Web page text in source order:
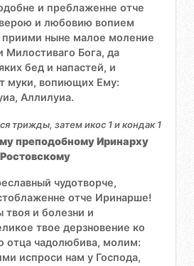
и преблаженне отче
и любовию вопием
приими ныне малое моление
Милостиваго Бога, да
бед и напастей, и
муки, вопиющих Ему:
Аллилуиа.
трижды, затем икос 1 и кондак 1
преподобному Иринарху
Ростовскому
чудотворче,
отче Иринарше!
и болезни и
твое дерзновение ко
отца чадолюбива, молим:
испроси нам у Господа,